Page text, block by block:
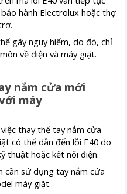
hành Electrolux hoặc thợ
gây nguy hiểm, do đó, chỉ
về điện và máy giặt.
nắm cửa mới
máy
thay thế tay nắm cửa
có thể dẫn đến lỗi E40 do
thuật hoặc kết nối điện.
cần sử dụng tay nắm cửa
máy giặt.